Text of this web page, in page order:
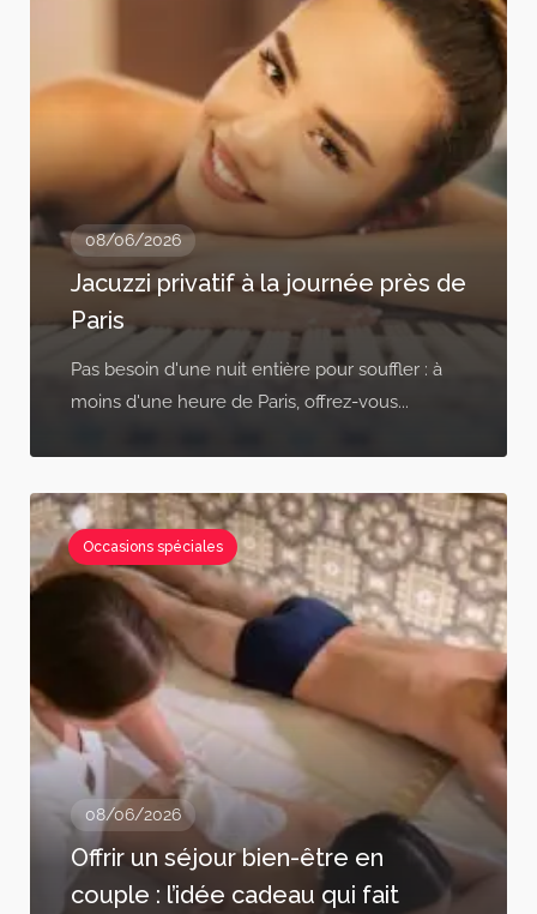
08/06/2026
Jacuzzi privatif à la journée près de
Paris
Pas besoin d'une nuit entière pour souffler : à
moins d'une heure de Paris, offrez-vous...
Occasions spéciales
08/06/2026
Offrir un séjour bien-être en
couple : l’idée cadeau qui fait